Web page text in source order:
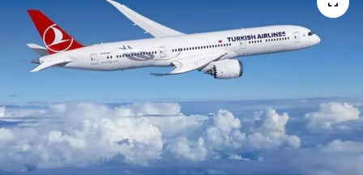
Resmi Reklam
Röportajlar